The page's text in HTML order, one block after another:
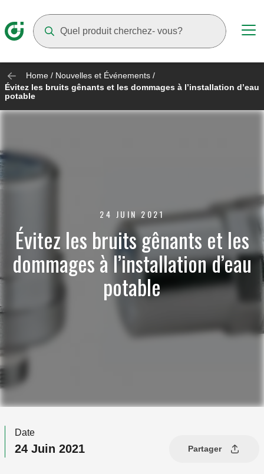
Home / Nouvelles et Événements /
Évitez les bruits gênants et les dommages à l’installation d’eau
potable
24 JUIN 2021
Évitez les bruits gênants et les
dommages à l’installation d’eau
potable
Date
24 Juin 2021 Partager